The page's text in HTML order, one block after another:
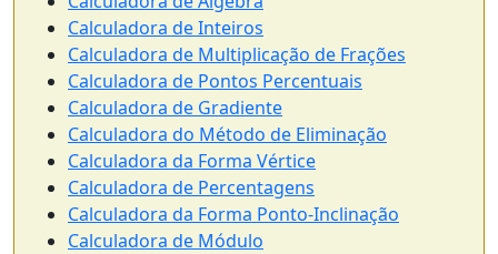
Calculadora de Inteiros
Calculadora de Multiplicação de Frações
Calculadora de Pontos Percentuais
Calculadora de Gradiente
Calculadora do Método de Eliminação
Calculadora da Forma Vértice
Calculadora de Percentagens
Calculadora da Forma Ponto-Inclinação
Calculadora de Módulo